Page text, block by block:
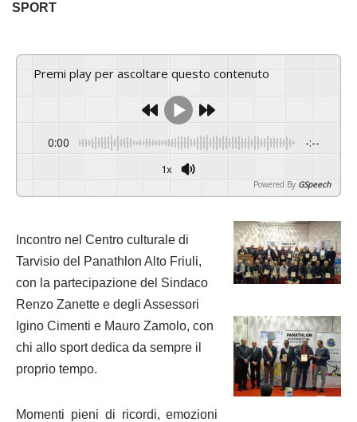
SPORT
Premi play per ascoltare questo contenuto
0:00 -:--
1x
Powered By GSpeech
Incontro nel Centro culturale di
Tarvisio del Panathlon Alto Friuli,
con la partecipazione del Sindaco
Renzo Zanette e degli Assessori
Igino Cimenti e Mauro Zamolo, con
chi allo sport dedica da sempre il
proprio tempo.
Momenti pieni di ricordi, emozioni